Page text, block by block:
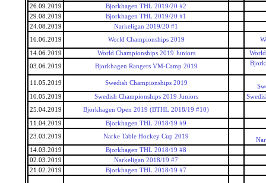
26.09.2019
Bjorkhagen THL 2019/20 #2
29.08.2019
Bjorkhagen THL 2019/20 #1
24.08.2019
Narkeligan 2019/20 #1
16.06.2019
World Championships 2019
14.06.2019 World Championships 2019 Juniors
03.06.2019
Bjorkhagen Rangers VM-Camp 2019
11.05.2019 Swedish Championships 2019
10.05.2019
Swedish Championships 2019 Juniors
25.04.2019
Bjorkhagen Open 2019 (BTHL 2018/19 #10)
11.04.2019
Bjorkhagen THL 2018/19 #9
23.03.2019
Narke Table Hockey Cup 2019
14.03.2019
Bjorkhagen THL 2018/19 #8
02.03.2019
Narkeligan 2018/19 #7
21.02.2019
Bjorkhagen THL 2018/19 #7